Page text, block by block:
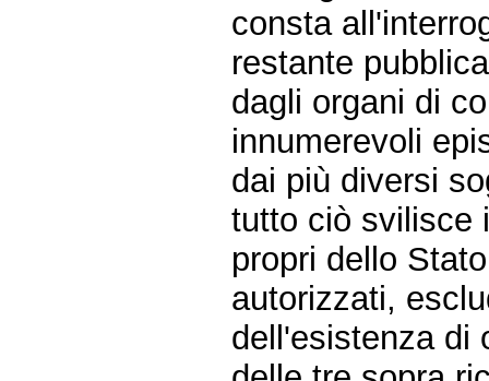
consta
restante
dagli organi di
innumerevoli
dai più diversi
tutto ciò svilisce
propri dello
autorizzati,
dell'esistenza di